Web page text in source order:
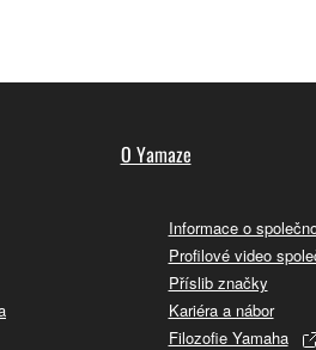
O Yamaze
Informace o
Profilové video
Příslib značky
Kariéra a nábor
Filozofie Yamaha